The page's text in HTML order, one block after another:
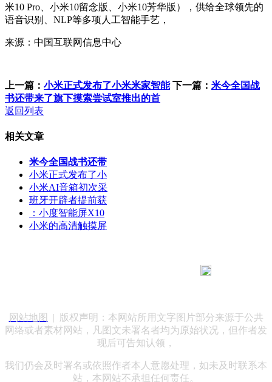
米10 Pro、小米10留念版、小米10芳华版），供给全球领先的
语音识别、NLP等多项人工智能手艺，
来源：中国互联网信息中心
上一篇： 小米正式发布了小米米家智能 下一篇： 米今全国战
书还带来了旗下摸索尝试室推出的首
返回列表
相关文章
米今全国战书还带
小米正式发布了小
小米AI音箱初次采
班牙开辟者提前获
：小度智能屏X10
小米的高清触摸屏
网站地图
| 版权声明：本网站所用文字图片部分来源于公共
网络或者素材网站，凡图文未署名者均为原始状况，但作者发
现后可告知认领，
我们仍会及时署名或依照作者本人意愿处理，如未及时联系本
站，本网站不承担任何责任。